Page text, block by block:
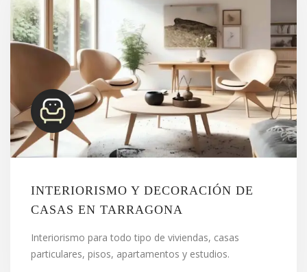
INTERIORISMO Y DECORACIÓN DE
CASAS EN TARRAGONA
Interiorismo para todo tipo de viviendas, casas
particulares, pisos, apartamentos y estudios.